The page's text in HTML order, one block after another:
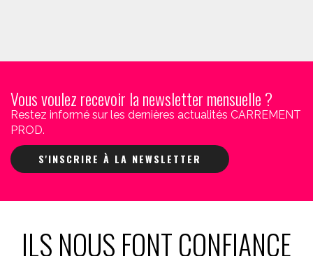
Vous voulez recevoir la newsletter mensuelle ?
Restez informé sur les dernières actualités CARREMENT
PROD.
S'INSCRIRE À LA NEWSLETTER
ILS NOUS FONT CONFIANCE